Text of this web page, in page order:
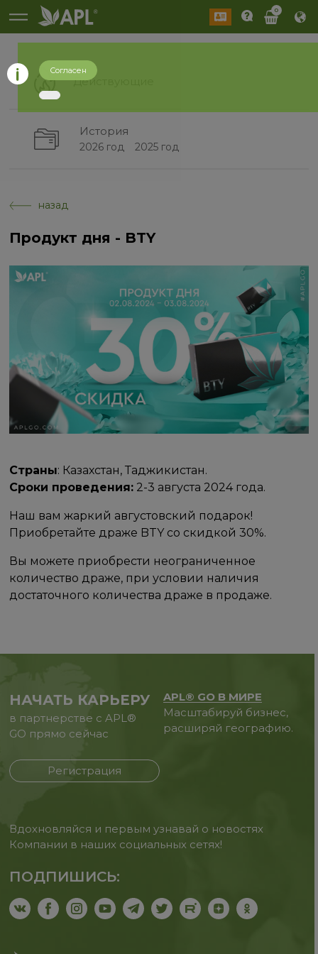
0
Действующие
История
2026 год 2025 год
назад
Продукт дня - BTY
Страны: Казахстан, Таджикистан.
Сроки проведения: 2-3 августа 2024 года.
Наш вам жаркий августовский подарок!
Приобретайте драже BTY со скидкой 30%.
Вы можете приобрести неограниченное
количество драже, при условии наличия
достаточного количества драже в продаже.
НАЧАТЬ КАРЬЕРУ
в партнерстве с APL®
GO прямо сейчас
Регистрация
APL® GO В МИРЕ
Масштабируй бизнес,
расширяй географию.
Вдохновляйся и первым узнавай о новостях
Компании в наших социальных сетях!
ПОДПИШИСЬ:
Согласен